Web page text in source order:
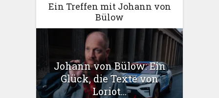
Ein Treffen mit Johann von
Bülow
Johann von Bülow: Ein
Glück, die Texte von
Loriot...